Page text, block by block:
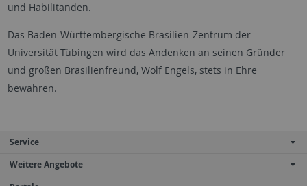
und Habilitanden.
Das Baden-Württembergische Brasilien-Zentrum der
Universität Tübingen wird das Andenken an seinen Gründer
und großen Brasilienfreund, Wolf Engels, stets in Ehre
bewahren.
Service
Weitere Angebote